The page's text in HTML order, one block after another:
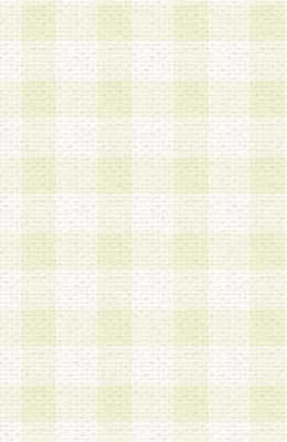
第3条 会員の登録方法
1.会員登録手続きは、会
る登録は一切認められな
2.会員登録希望者は、本
画 面」において、当社
を行うものとします。
会員として本サービスを
を付与します。
3.会員は、会員登録の際
いかなる虚偽の申告をも
4.会員は、複数のログイ
いものとします。
第4条 ログインIDおよび